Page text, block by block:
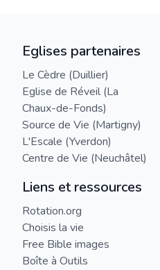
Eglises partenaires
Le Cèdre (Duillier)
Eglise de Réveil (La
Chaux-de-Fonds)
Source de Vie (Martigny)
L'Escale (Yverdon)
Centre de Vie (Neuchâtel)
Liens et ressources
Rotation.org
Choisis la vie
Free Bible images
Boîte à Outils